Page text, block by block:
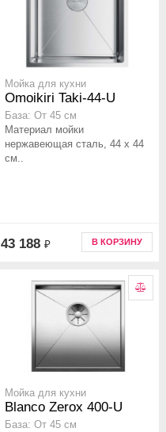
Мойка для кухни
Omoikiri Taki-44-U
База: От 45 см
Материал мойки
нержавеющая сталь, 44 x 44
см..
43 188 ₽ В КОРЗИНУ
Мойка для кухни
Blanco Zerox 400-U
База: От 45 см